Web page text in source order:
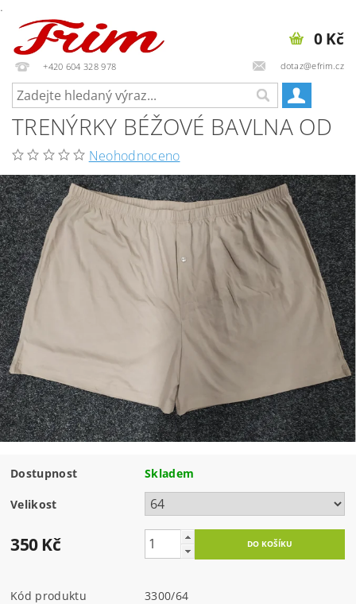
.
+420 604 328 978 dotaz@efrim.cz
0 Kč
TRENÝRKY BÉŽOVÉ BAVLNA OD
Neohodnoceno
Dostupnost Skladem
Velikost
350 Kč
Kód produktu
3300/64